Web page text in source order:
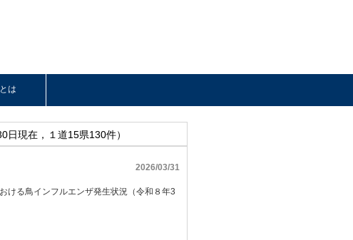
は
現在，１道15県130件）
2026/03/31
ける鳥インフルエンザ発生状況（令和８年3